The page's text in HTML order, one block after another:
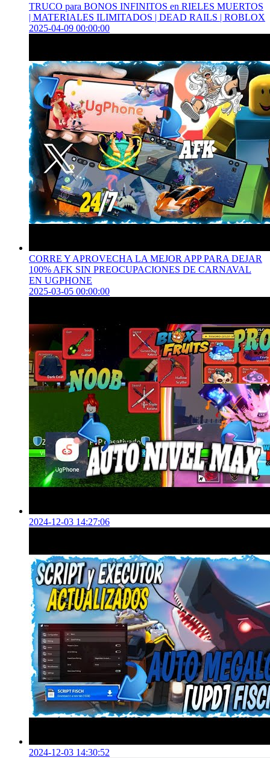
TRUCO para BONOS INFINITOS en RIELES MUERTOS
| MATERIALES ILIMITADOS | DEAD RAILS | ROBLOX
2025-04-09 00:00:00
CORRE Y APROVECHA LA MEJOR APP PARA DEJAR
100% AFK SIN PREOCUPACIONES DE CARNAVAL
EN UGPHONE
2025-03-05 00:00:00
2024-12-03 14:27:06
2024-12-03 14:30:52